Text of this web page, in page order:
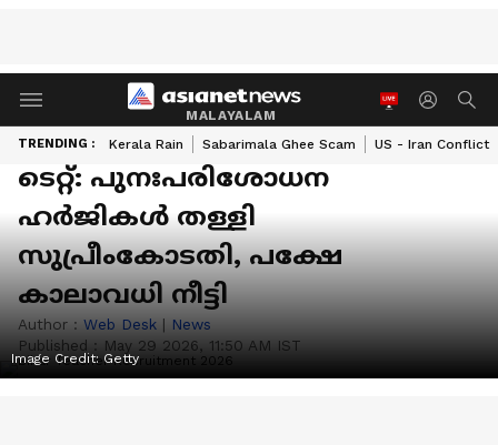
MALAYALAM
TRENDING : Kerala Rain Sabarimala Ghee Scam US - Iran Conflict
ടെറ്റ്: പുനഃപരിശോധന
ഹർജികൾ തള്ളി
സുപ്രീംകോടതി, പക്ഷേ
കാലാവധി നീട്ടി
Author : Web Desk | News
Published : May 29 2026, 11:50 AM IST
Image Credit:Getty